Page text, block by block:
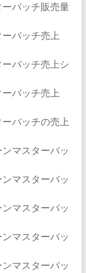
ーバッチ販売量
バッチ売上
バッチ売上シ
バッチ売上
バッチの売上
マスターバッ
マスターバッ
マスターバッ
マスターバッ
マスターバッ